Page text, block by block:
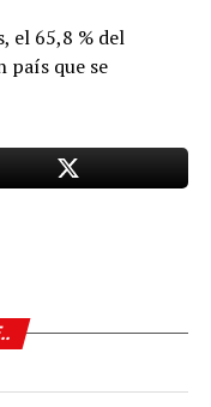
el 65,8 % del
país que se